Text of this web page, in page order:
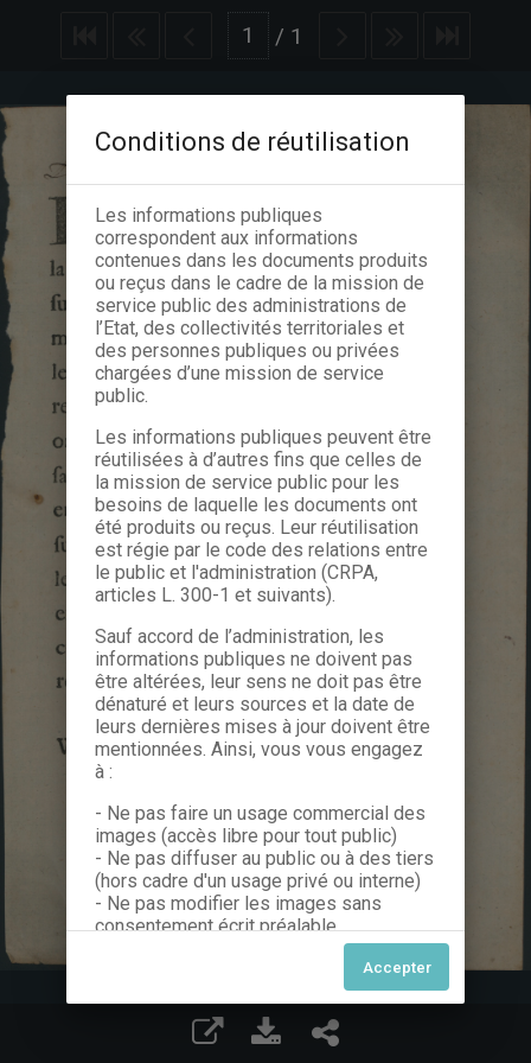
/ 1
Conditions de réutilisation
Les informations publiques
correspondent aux informations
contenues dans les documents produits
ou reçus dans le cadre de la mission de
service public des administrations de
l’Etat, des collectivités territoriales et
des personnes publiques ou privées
chargées d’une mission de service
public.
Les informations publiques peuvent être
réutilisées à d’autres fins que celles de
la mission de service public pour les
besoins de laquelle les documents ont
été produits ou reçus. Leur réutilisation
est régie par le code des relations entre
le public et l'administration (CRPA,
articles L. 300-1 et suivants).
Sauf accord de l’administration, les
informations publiques ne doivent pas
être altérées, leur sens ne doit pas être
dénaturé et leurs sources et la date de
leurs dernières mises à jour doivent être
mentionnées. Ainsi, vous vous engagez
à :
- Ne pas faire un usage commercial des
images (accès libre pour tout public)
- Ne pas diffuser au public ou à des tiers
(hors cadre d'un usage privé ou interne)
- Ne pas modifier les images sans
consentement écrit préalable
Dans le cas contraire, nous vous invitons
à nous contacter afin de solliciter le type
de Licence souhaitée parmi celles
proposées et le cas échéant, acquitter